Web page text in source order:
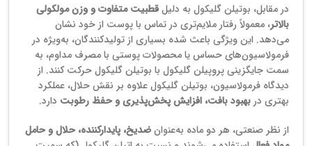
در مقابل، بوتیلن گلیکول به دلیلقطبیت متفاوت و وزن مولکولی
بالاتر، معمولاً رفتار ملایم‌تری در تماس با پوست از خود نشان
می‌دهد. این ویژگی باعث شده بسیاری از تولیدکنندگان، به‌ویژه در
فرمولاسیون‌های حساس یا محصولات پوستی با مصرف مداوم، به
سمت جایگزینی پروپیلن گلیکول با بوتیلن گلیکول حرکت کنند. از
دیدگاه فرمولاسیون، بوتیلن گلیکول علاوه بر نقش حلال، عملکرد
بهتری در بهبود بافت، افزایش پخش‌پذیری و حفظ رطوبت دارد.
از نظر صنعتی، هر دو ماده به‌عنوانضدیخ، پایدارکننده، حلال و حامل